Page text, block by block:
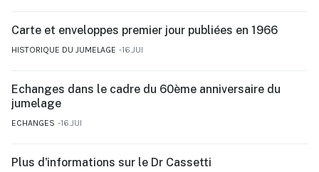
Carte et enveloppes premier jour publiées en 1966
HISTORIQUE DU JUMELAGE 16.JUI
Echanges dans le cadre du 60ème anniversaire du
jumelage
ECHANGES 16.JUI
Plus d'informations sur le Dr Cassetti